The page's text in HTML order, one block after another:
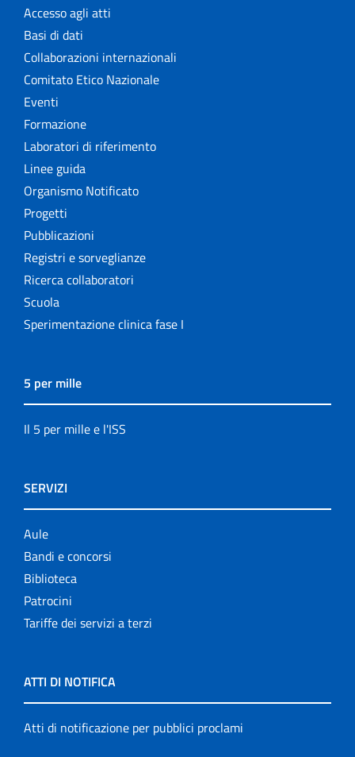
Accesso agli atti
Basi di dati
Collaborazioni internazionali
Comitato Etico Nazionale
Eventi
Formazione
Laboratori di riferimento
Linee guida
Organismo Notificato
Progetti
Pubblicazioni
Registri e sorveglianze
Ricerca collaboratori
Scuola
Sperimentazione clinica fase I
5 per mille
Il 5 per mille e l'ISS
SERVIZI
Aule
Bandi e concorsi
Biblioteca
Patrocini
Tariffe dei servizi a terzi
ATTI DI NOTIFICA
Atti di notificazione per pubblici proclami